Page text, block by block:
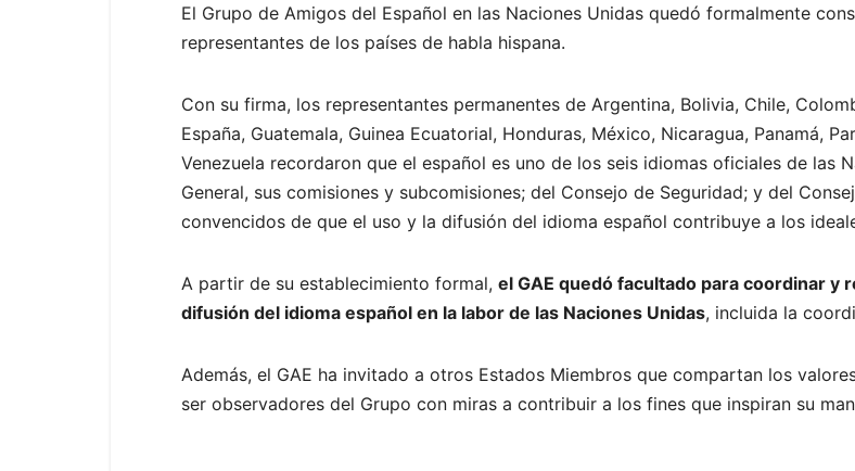
El Grupo de Amigos del Español en las Naciones Unidas quedó formalmente
representantes de los países de habla hispana.
Con su firma, los representantes permanentes de Argentina, Bolivia, Chile,
España, Guatemala, Guinea Ecuatorial, Honduras, México, Nicaragua, Panamá,
Venezuela recordaron que el español es uno de los seis idiomas oficiales de las
General, sus comisiones y subcomisiones; del Consejo de Seguridad; y del
convencidos de que el uso y la difusión del idioma español contribuye a los
A partir de su establecimiento formal, el GAE quedó facultado para coordinar y
difusión del idioma español en la labor de las Naciones Unidas, incluida la
Además, el GAE ha invitado a otros Estados Miembros que compartan los
ser observadores del Grupo con miras a contribuir a los fines que inspiran su